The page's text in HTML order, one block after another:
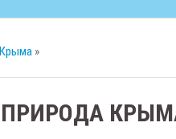
»
ПРИРОДА